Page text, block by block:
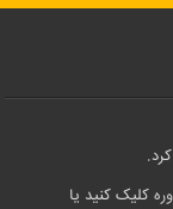
کلیک کنید یا